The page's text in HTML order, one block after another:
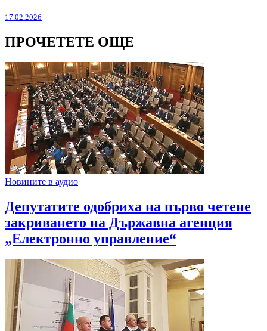
17.02.2026
ПРОЧЕТЕТЕ ОЩЕ
Новините в аудио
Депутатите одобриха на първо четене
закриването на Държавна агенция
„Електронно управление“